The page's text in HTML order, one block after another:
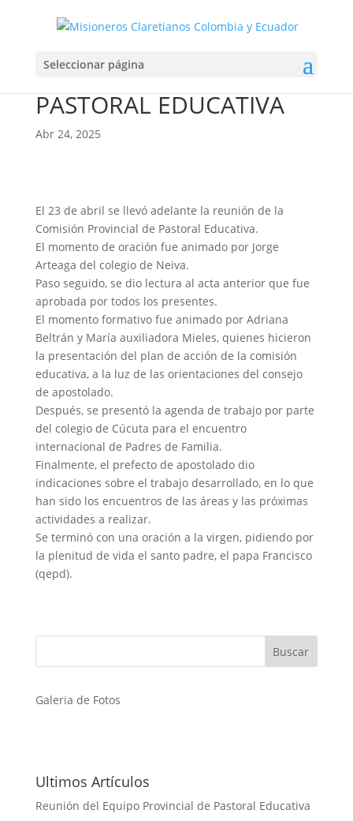
Seleccionar página
REUNIÓN EQUIPO
PROVINCIAL DE
PASTORAL EDUCATIVA
Abr 24, 2025
El 23 de abril se llevó adelante la reunión de la
Comisión Provincial de Pastoral Educativa.
El momento de oración fue animado por Jorge
Arteaga del colegio de Neiva.
Paso seguido, se dio lectura al acta anterior que fue
aprobada por todos los presentes.
El momento formativo fue animado por Adriana
Beltrán y María auxiliadora Mieles, quienes hicieron
la presentación del plan de acción de la comisión
educativa, a la luz de las orientaciones del consejo
de apostolado.
Después, se presentó la agenda de trabajo por parte
del colegio de Cúcuta para el encuentro
internacional de Padres de Familia.
Finalmente, el prefecto de apostolado dio
indicaciones sobre el trabajo desarrollado, en lo que
han sido los encuentros de las áreas y las próximas
actividades a realizar.
Se terminó con una oración a la virgen, pidiendo por
la plenitud de vida el santo padre, el papa Francisco
(qepd).
Galeria de Fotos
Ultimos Artículos
Reunión del Equipo Provincial de Pastoral Educativa